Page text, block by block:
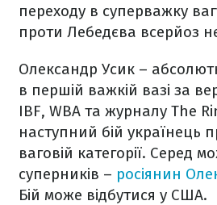
переходу в суперважку
проти Лебедєва всерйоз
Олександр Усик –
в першій важкій вазі за
IBF, WBA та журналу The
наступний бій українець
ваговій категорії. Серед
суперників – росіянин
Бій може відбутися у США.